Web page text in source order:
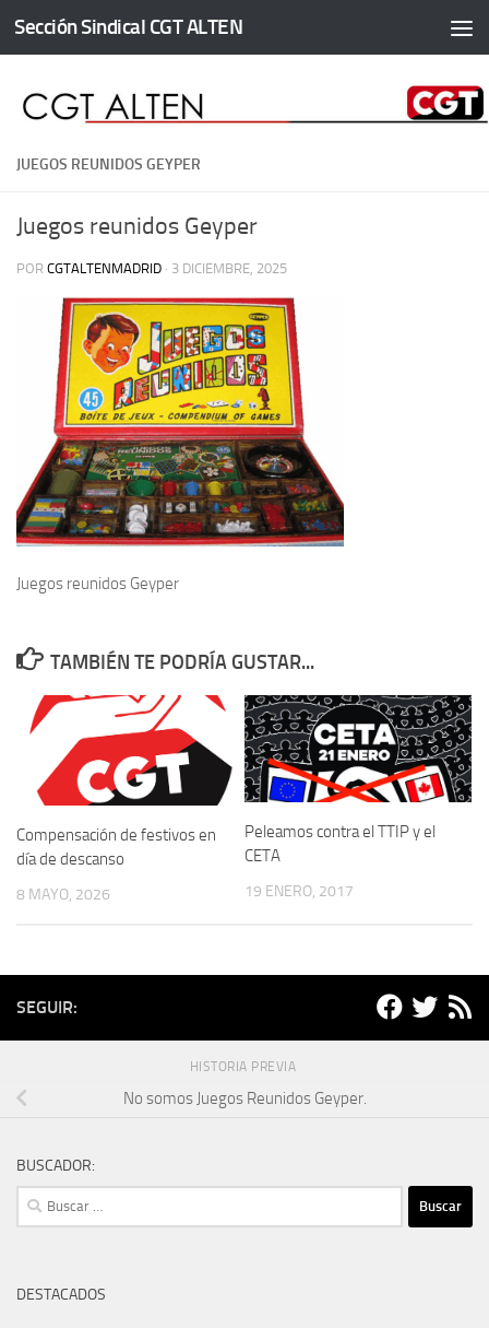
Saltar al contenido
Sección Sindical CGT ALTEN
JUEGOS REUNIDOS GEYPER
Juegos reunidos Geyper
POR CGTALTENMADRID · 3 DICIEMBRE, 2025
Juegos reunidos Geyper
TAMBIÉN TE PODRÍA GUSTAR...
Compensación de festivos en
día de descanso
8 MAYO, 2026
Peleamos contra el TTIP y el
CETA
19 ENERO, 2017
SEGUIR:
HISTORIA PREVIA
No somos Juegos Reunidos Geyper.
BUSCADOR:
Buscar:
DESTACADOS